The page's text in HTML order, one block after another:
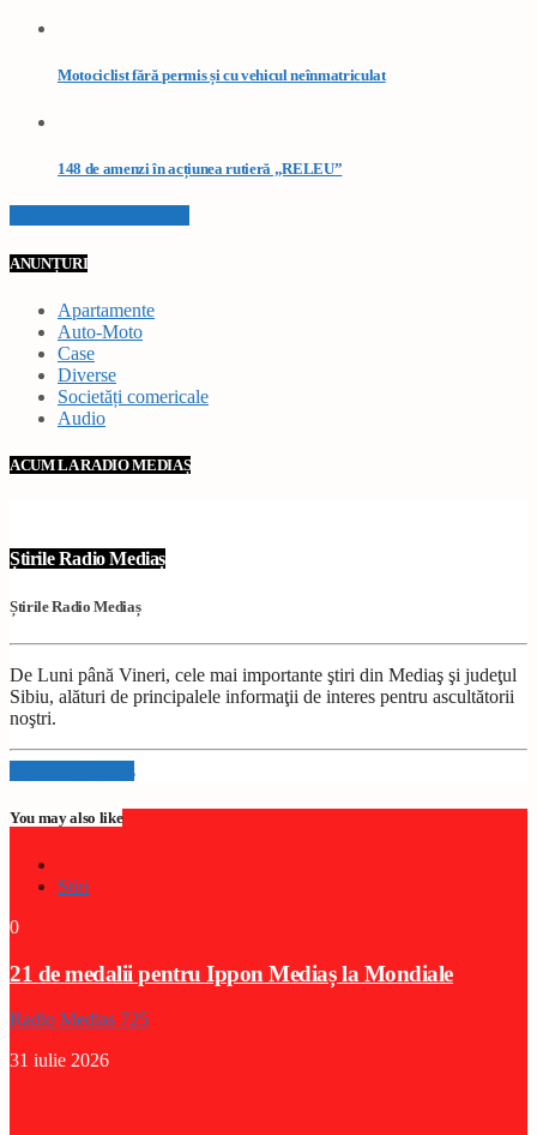
Motociclist fără permis și cu vehicul neînmatriculat
148 de amenzi în acțiunea rutieră „RELEU”
ANUNȚURI
Apartamente
Auto-Moto
Case
Diverse
Societăți comericale
Audio
ACUM LA RADIO MEDIAȘ
Știrile Radio Mediaș
Știrile Radio Mediaș
De Luni până Vineri, cele mai importante ştiri din Mediaş şi judeţul
Sibiu, alături de principalele informaţii de interes pentru ascultătorii
noştri.
Info and episodes
You may also like
Stiri
0
21 de medalii pentru Ippon Mediaș la Mondiale
Radio Medias 725
31 iulie 2026